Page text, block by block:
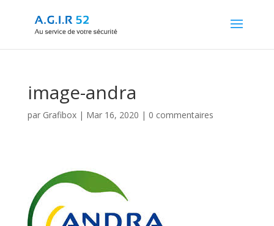
image-andra
par Grafibox| Mar 16, 2020 | 0 commentaires